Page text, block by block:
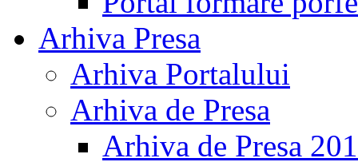
Arhiva Presa
Arhiva Portalului
Arhiva de Presa
Arhiva de Presa